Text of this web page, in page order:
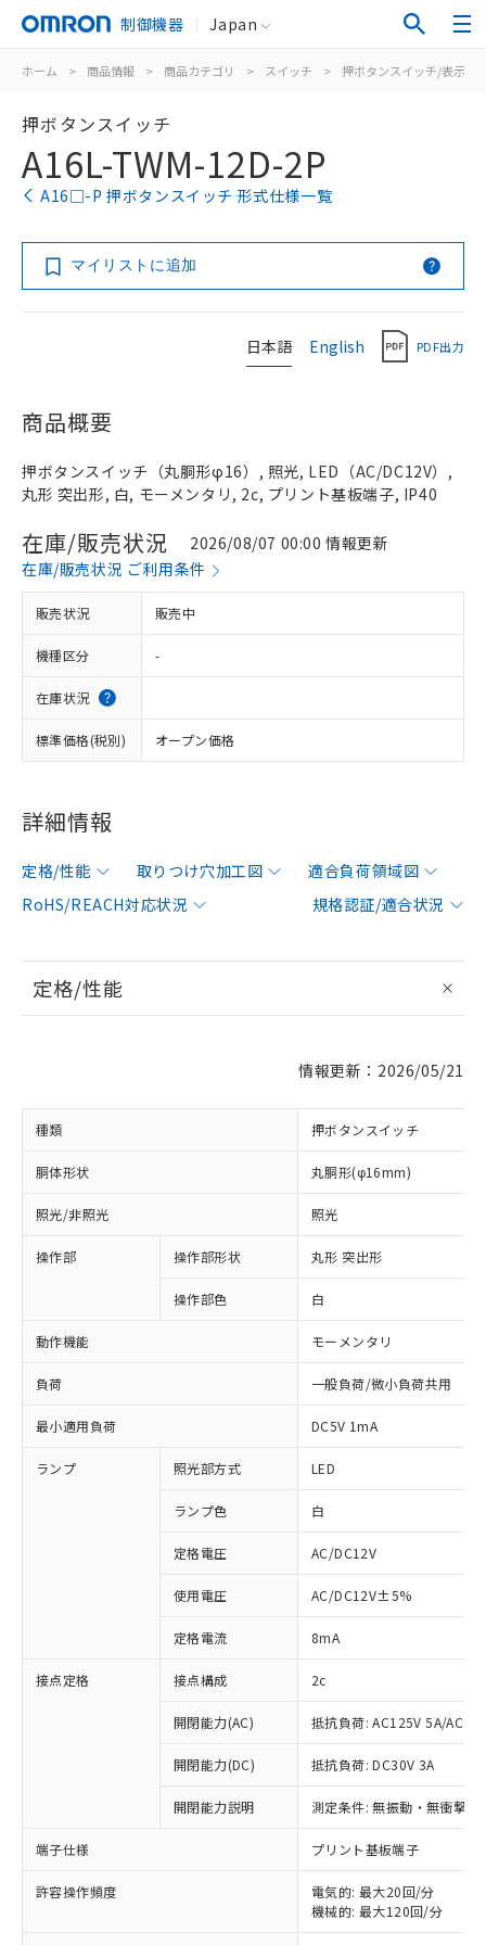
制御機器 Japan
ホーム > 商品情報 > 商品カテゴリ > スイッチ > 押ボタンスイッチ/表示灯
押ボタンスイッチ
A16L-TWM-12D-2P
A16□-P 押ボタンスイッチ 形式仕様一覧
マイリストに追加
日本語 English PDF出力
商品概要
押ボタンスイッチ（丸胴形φ16）, 照光, LED（AC/DC12V）,
丸形 突出形, 白, モーメンタリ, 2c, プリント基板端子, IP40
在庫/販売状況
2026/08/07 00:00 情報更新
在庫/販売状況 ご利用条件
販売状況 販売中
機種区分 -
在庫状況
標準価格(税別) オープン価格
詳細情報
定格/性能 取りつけ穴加工図
適合負荷領域図
RoHS/REACH対応状況
規格認証/適合状況
定格/性能
情報更新：2026/05/21
種類 押ボタンスイッチ
胴体形状 丸胴形(φ16mm)
照光/非照光 照光
操作部 操作部形状 丸形 突出形
操作部色 白
動作機能 モーメンタリ
負荷 一般負荷/微小負荷共用
最小適用負荷 DC5V 1mA
ランプ 照光部方式 LED
ランプ色 白
定格電圧 AC/DC12V
使用電圧 AC/DC12V±5%
定格電流 8mA
接点定格 接点構成 2c
開閉能力(AC) 抵抗負荷: AC125V 5A/
開閉能力(DC) 抵抗負荷: DC30V 3A
開閉能力説明 測定条件: 無振動・無衝撃
端子仕様 プリント基板端子
許容操作頻度
電気的: 最大20回/分
機械的: 最大120回/分
対応済み：EU RoHS指令（10物質）の
非含有に対応した製品が提供可能な商品で
対応予定：EU RoHS指令（10物質）の非含